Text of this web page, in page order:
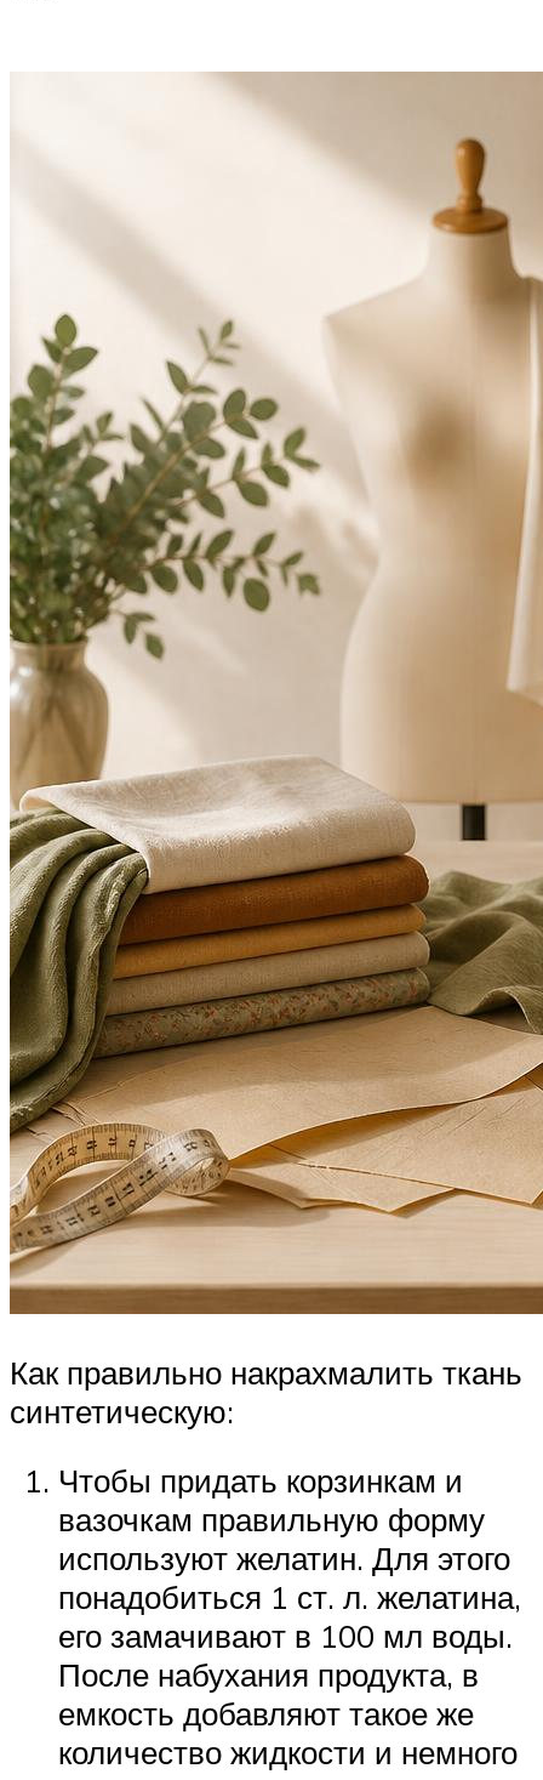
Как правильно накрахмалить ткань
синтетическую:
Чтобы придать корзинкам и
вазочкам правильную форму
используют желатин. Для этого
понадобиться 1 ст. л. желатина,
его замачивают в 100 мл воды.
После набухания продукта, в
емкость добавляют такое же
количество жидкости и немного